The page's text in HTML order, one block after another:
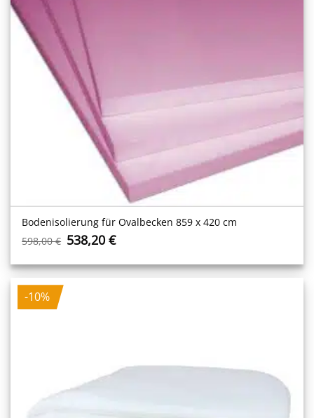
Bodenisolierung für Ovalbecken 859 x 420 cm
598,00€ Ursprünglicher
Preis
war:
598,00 €
538,20€Aktueller
ist:
538,20 €.
-10%